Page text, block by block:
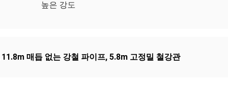
높은 강도
11.8m 매듭 없는 강철 파이프, 5.8m 고정밀 철강관